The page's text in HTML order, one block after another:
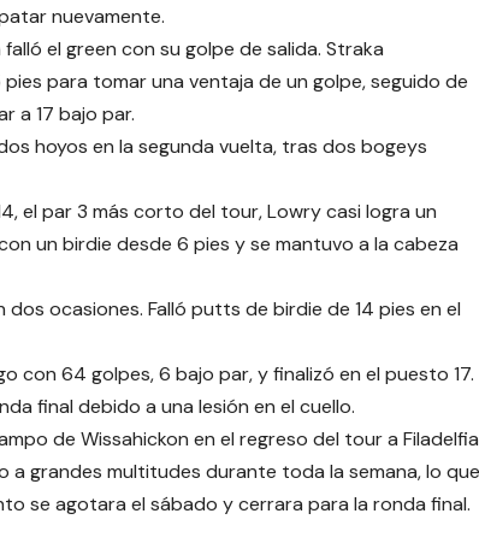
nuevamente.
el green con su golpe de salida. Straka
para tomar una ventaja de un golpe, seguido de
a 17 bajo par.
hoyos en la segunda vuelta, tras dos bogeys
el par 3 más corto del tour, Lowry casi logra un
un birdie desde 6 pies y se mantuvo a la cabeza
ocasiones. Falló putts de birdie de 14 pies en el
con 64 golpes, 6 bajo par, y finalizó en el puesto 17.
final debido a una lesión en el cuello.
de Wissahickon en el regreso del tour a
a grandes multitudes durante toda la semana, lo que
se agotara el sábado y cerrara para la ronda final.